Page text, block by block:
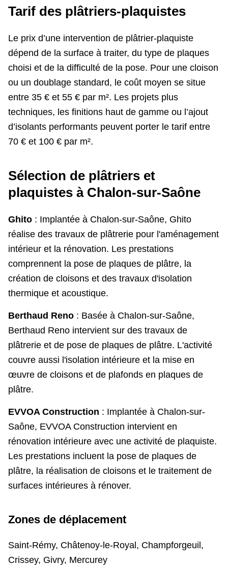
Tarif des plâtriers-plaquistes
Le prix d’une intervention de plâtrier-plaquiste
dépend de la surface à traiter, du type de plaques
choisi et de la difficulté de la pose. Pour une cloison
ou un doublage standard, le coût moyen se situe
entre 35 € et 55 € par m². Les projets plus
techniques, les finitions haut de gamme ou l’ajout
d’isolants performants peuvent porter le tarif entre
70 € et 100 € par m².
Sélection de plâtriers et
plaquistes à Chalon-sur-Saône
Ghito : Implantée à Chalon-sur-Saône, Ghito
réalise des travaux de plâtrerie pour l'aménagement
intérieur et la rénovation. Les prestations
comprennent la pose de plaques de plâtre, la
création de cloisons et des travaux d'isolation
thermique et acoustique.
Berthaud Reno : Basée à Chalon-sur-Saône,
Berthaud Reno intervient sur des travaux de
plâtrerie et de pose de plaques de plâtre. L'activité
couvre aussi l'isolation intérieure et la mise en
œuvre de cloisons et de plafonds en plaques de
plâtre.
EVVOA Construction : Implantée à Chalon-sur-
Saône, EVVOA Construction intervient en
rénovation intérieure avec une activité de plaquiste.
Les prestations incluent la pose de plaques de
plâtre, la réalisation de cloisons et le traitement de
surfaces intérieures à rénover.
Zones de déplacement
Saint-Rémy, Châtenoy-le-Royal, Champforgeuil,
Crissey, Givry, Mercurey